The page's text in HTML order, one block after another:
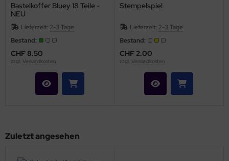
Bastelkoffer Bluey 18 Teile -
NEU
Lieferzeit: 2-3 Tage
Bestand:
CHF 8.50
zzgl. Versandkosten
Stempelspiel
Lieferzeit: 2-3 Tage
Bestand:
CHF 2.00
zzgl. Versandkosten
Zuletzt angesehen